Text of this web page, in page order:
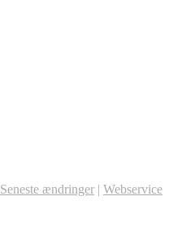
Seneste ændringer | Webservice